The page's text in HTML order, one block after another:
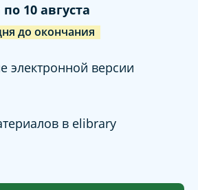
по 10 августа
до окончания
электронной версии
в elibrary